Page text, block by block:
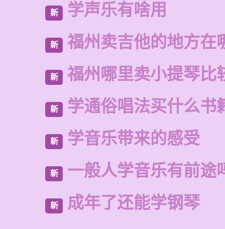
新 学声乐有啥用
新 福州卖吉他的地方在
新 福州哪里卖小提琴比
新 学通俗唱法买什么书
新 学音乐带来的感受
新 一般人学音乐有前途
新 成年了还能学钢琴